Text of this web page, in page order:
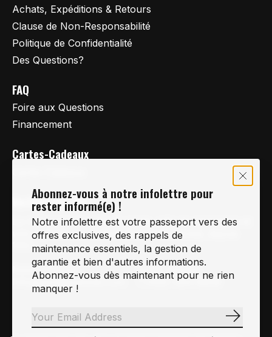
Achats, Expéditions & Retours
Clause de Non-Responsabilité
Politique de Confidentialité
Des Questions?
FAQ
Foire aux Questions
Financement
Cartes-Cadeaux
Vertige Vélo Ski
La référence en vélo de route, vélo de montagne et
vélo hybride sur la Rive-Sud de Montréal, depuis
1997.
Notre courriel
Info@vertigeveloski.com
Nous Joindre
1 (450) 464-8808
Abonnez-vous à notre infolettre pour
rester informé(e) !
Notre infolettre est votre passeport vers des
offres exclusives, des rappels de
maintenance essentiels, la gestion de
garantie et bien d'autres informations.
Abonnez-vous dès maintenant pour ne rien
manquer !